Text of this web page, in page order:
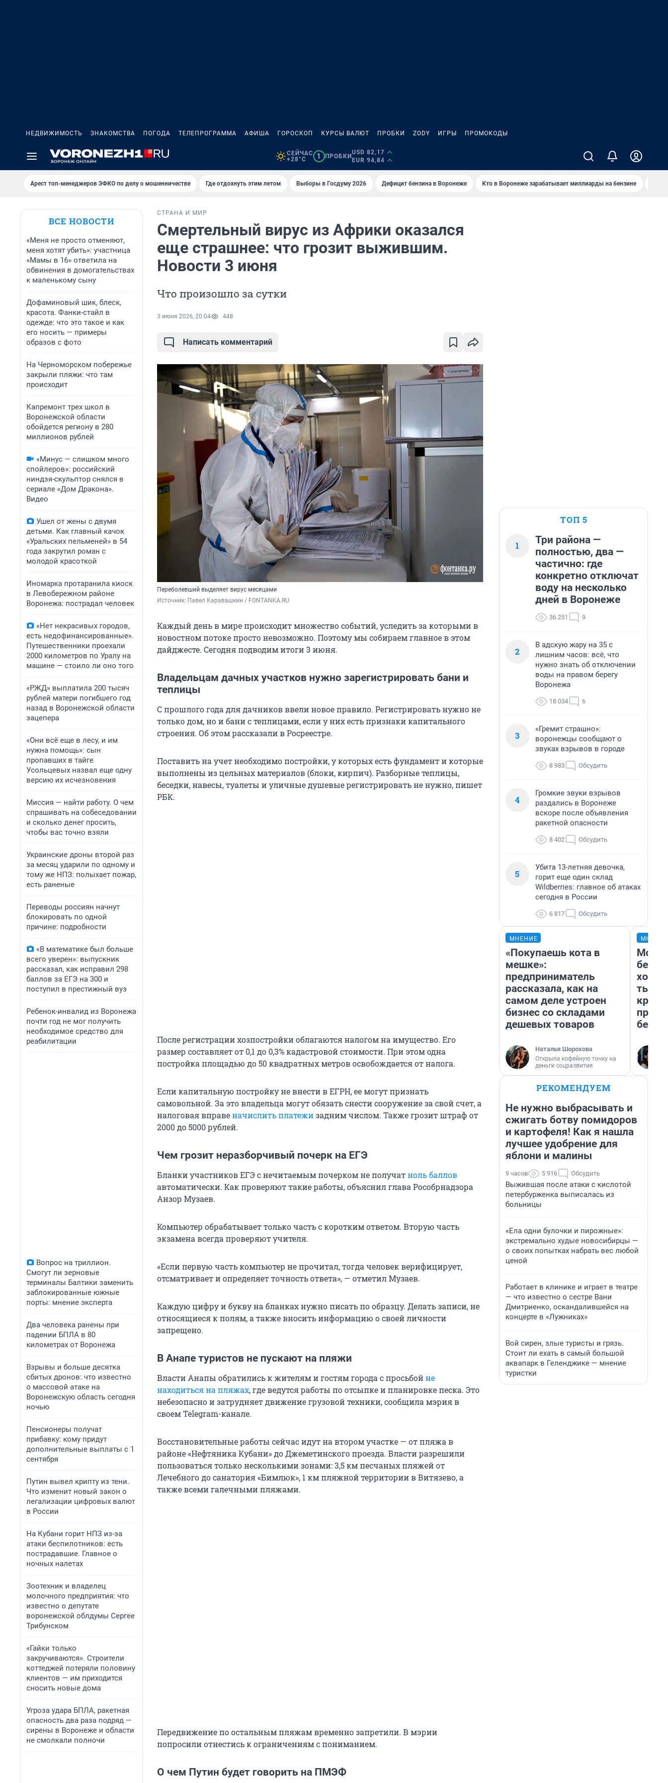
НЕДВИЖИМОСТЬ ЗНАКОМСТВА ПОГОДА ТЕЛЕПРОГРАММА АФИША ГОРОСКОП КУРСЫ ВАЛЮТ ПРОБКИ ZODY ИГРЫ ПРОМОКОДЫ
СЕЙЧАС
+28°C
1 ПРОБКИ
USD 82,17
EUR 94,84
Арест топ-менеджеров ЭФКО по делу о мошенничестве Где отдохнуть этим летом Выборы в Госдуму 2026 Дефицит бензина в Воронеже Кто в Воронеже зарабатывает миллиарды на бензине
ВСЕ НОВОСТИ
«Меня не просто отменяют,
меня хотят убить»: участница
«Мамы в 16» ответила на
обвинения в домогательствах
к маленькому сыну
Дофаминовый шик, блеск,
красота. Фанки-стайл в
одежде: что это такое и как
его носить — примеры
образов с фото
На Черноморском побережье
закрыли пляжи: что там
происходит
Капремонт трех школ в
Воронежской области
обойдется региону в 280
миллионов рублей
«Минус — слишком много
спойлеров»: российский
ниндзя-скульптор снялся в
сериале «Дом Дракона».
Видео
Ушел от жены с двумя
детьми. Как главный качок
«Уральских пельменей» в 54
года закрутил роман с
молодой красоткой
Иномарка протаранила киоск
в Левобережном районе
Воронежа: пострадал человек
«Нет некрасивых городов,
есть недофинансированные».
Путешественники проехали
2000 километров по Уралу на
машине — стоило ли оно того
«РЖД» выплатила 200 тысяч
рублей матери погибшего год
назад в Воронежской области
зацепера
«Они всё еще в лесу, и им
нужна помощь»: сын
пропавших в тайге
Усольцевых назвал еще одну
версию их исчезновения
Миссия — найти работу. О чем
спрашивать на собеседовании
и сколько денег просить,
чтобы вас точно взяли
Украинские дроны второй раз
за месяц ударили по одному и
тому же НПЗ: полыхает пожар,
есть раненые
Переводы россиян начнут
блокировать по одной
причине: подробности
«В математике был больше
всего уверен»: выпускник
рассказал, как исправил 298
баллов за ЕГЭ на 300 и
поступил в престижный вуз
Ребенок-инвалид из Воронежа
почти год не мог получить
необходимое средство для
реабилитации
Вопрос на триллион.
Смогут ли зерновые
терминалы Балтики заменить
заблокированные южные
порты: мнение эксперта
Два человека ранены при
падении БПЛА в 80
километрах от Воронежа
Взрывы и больше десятка
сбитых дронов: что известно
о массовой атаке на
Воронежскую область сегодня
ночью
Пенсионеры получат
прибавку: кому придут
дополнительные выплаты с 1
сентября
Путин вывел крипту из тени.
Что изменит новый закон о
легализации цифровых валют
в России
На Кубани горит НПЗ из-за
атаки беспилотников: есть
пострадавшие. Главное о
ночных налетах
Зоотехник и владелец
молочного предприятия: что
известно о депутате
воронежской облдумы Сергее
Трибунском
«Гайки только
закручиваются». Строители
коттеджей потеряли половину
клиентов — им приходится
сносить новые дома
Угроза удара БПЛА, ракетная
опасность два раза подряд —
сирены в Воронеже и области
не смолкали полночи
СТРАНА И МИР
Смертельный вирус из Африки оказался
еще страшнее: что грозит выжившим.
Новости 3 июня
Что произошло за сутки
3 июня 2026, 20:04 448
Написать комментарий
Переболевший выделяет вирус месяцами
Источник: Павел Каравашкин / FONTANKA.RU
Каждый день в мире происходит множество событий, уследить за которыми в
новостном потоке просто невозможно. Поэтому мы собираем главное в этом
дайджесте. Сегодня подводим итоги 3 июня.
Владельцам дачных участков нужно зарегистрировать бани и
теплицы
С прошлого года для дачников ввели новое правило. Регистрировать нужно не
только дом, но и бани с теплицами, если у них есть признаки капитального
строения. Об этом рассказали в Росреестре.
Поставить на учет необходимо постройки, у которых есть фундамент и которые
выполнены из цельных материалов (блоки, кирпич). Разборные теплицы,
беседки, навесы, туалеты и уличные душевые регистрировать не нужно, пишет
РБК.
После регистрации хозпостройки облагаются налогом на имущество. Его
размер составляет от 0,1 до 0,3% кадастровой стоимости. При этом одна
постройка площадью до 50 квадратных метров освобождается от налога.
Если капитальную постройку не внести в ЕГРН, ее могут признать
самовольной. За это владельца могут обязать снести сооружение за свой счет, а
налоговая вправеначислить платежизадним числом. Также грозит штраф от
2000 до 5000 рублей.
Чем грозит неразборчивый почерк на ЕГЭ
Бланки участников ЕГЭ с нечитаемым почерком не получатноль баллов
автоматически. Как проверяют такие работы, объяснил глава Рособрнадзора
Анзор Музаев.
Компьютер обрабатывает только часть с коротким ответом. Вторую часть
экзамена всегда проверяют учителя.
«Если первую часть компьютер не прочитал, тогда человек верифицирует,
отсматривает и определяет точность ответа», — отметил Музаев.
Каждую цифру и букву на бланках нужно писать по образцу. Делать записи, не
относящиеся к полям, а также вносить информацию о своей личности
запрещено.
В Анапе туристов не пускают на пляжи
Власти Анапы обратились к жителям и гостям города с просьбойне
находиться на пляжах, где ведутся работы по отсыпке и планировке песка. Это
небезопасно и затрудняет движение грузовой техники, сообщила мэрия в
своем Telegram-канале.
Восстановительные работы сейчас идут на втором участке — от пляжа в
районе «Нефтяника Кубани» до Джеметинского проезда. Власти разрешили
пользоваться только несколькими зонами: 3,5 км песчаных пляжей от
Лечебного до санатория «Бимлюк», 1 км пляжной территории в Витязево, а
также всеми галечными пляжами.
Передвижение по остальным пляжам временно запретили. В мэрии
попросили отнестись к ограничениям с пониманием.
О чем Путин будет говорить на ПМЭФ
ТОП 5
1
Три района —
полностью, два —
частично: где
конкретно отключат
воду на несколько
дней в Воронеже
36 251 9
2
В адскую жару на 35 с
лишним часов: всё, что
нужно знать об отключении
воды на правом берегу
Воронежа
18 034 6
3
«Гремит страшно»:
воронежцы сообщают о
звуках взрывов в городе
8 983 Обсудить
4
Громкие звуки взрывов
раздались в Воронеже
вскоре после объявления
ракетной опасности
8 402 Обсудить
5
Убита 13-летняя девочка,
горит еще один склад
Wildberries: главное об атаках
сегодня в России
6 817 Обсудить
МНЕНИЕ
«Покупаешь кота в
мешке»:
предприниматель
рассказала, как на
самом деле устроен
бизнес со складами
дешевых товаров
Наталья Шорохова
Открыла кофейную точку на
деньги соцразвития
Мой
РЕКОМЕНДУЕМ
Не нужно выбрасывать и
сжигать ботву помидоров
и картофеля! Как я нашла
лучшее удобрение для
яблони и малины
9 часов 5 916 Обсудить
Выжившая после атаки с кислотой
петербурженка выписалась из
больницы
«Ела одни булочки и пирожные»:
экстремально худые новосибирцы —
о своих попытках набрать вес любой
ценой
Работает в клинике и играет в театре
— что известно о сестре Вани
Дмитриенко, оскандалившейся на
концерте в «Лужниках»
Вой сирен, злые туристы и грязь.
Стоит ли ехать в самый большой
аквапарк в Геленджике — мнение
туристки